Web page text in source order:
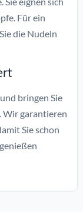
Für ein
die Nudeln
bringen Sie
Wir garantieren
Sie schon